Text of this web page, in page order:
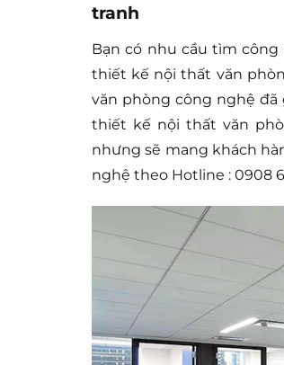
tranh
Bạn có nhu cầu tìm
thiết kế nội thất văn
văn phòng công nghệ
thiết kế nội thất văn
nhưng sẽ mang khách
nghệ theo Hotline : 0908